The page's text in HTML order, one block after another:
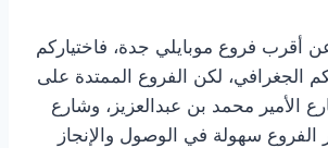
عن أقرب فروع موبايلي جدة، فاختياركم
الجغرافي، لكن الفروع الممتدة على
الأمير محمد بن عبدالعزيز، وشارع
الفروع سهولة في الوصول والإنجاز